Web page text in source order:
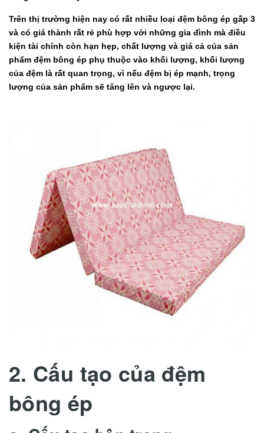
Trên thị trường hiện nay có rất nhiều loại đệm bông ép gấp 3
và có giá thành rất rẻ phù hợp với những gia đình mà điều
kiện tài chính còn hạn hẹp, chất lượng và giá cả của sản
phẩm đệm bông ép phụ thuộc vào khối lượng, khối lượng
của đệm là rất quan trọng, vì nếu đệm bị ép mạnh, trọng
lượng của sản phẩm sẽ tăng lên và ngược lại.
2. Cấu tạo của đệm
bông ép